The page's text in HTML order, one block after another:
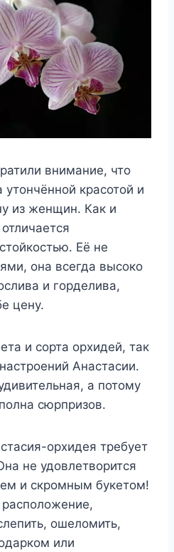
внимание, что
красотой и
из женщин. Как и
Её не
она всегда высоко
и горделива,
цену.
и сорта орхидей, так
Анастасии.
а потому
сюрпризов.
орхидея требует
не удовлетворится
и скромным букетом!
ошеломить,
или